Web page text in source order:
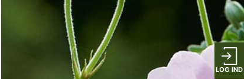
LOG IND